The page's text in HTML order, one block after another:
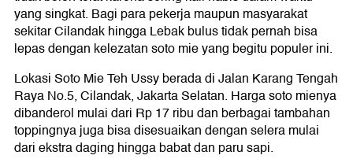
yang singkat. Bagi para pekerja maupun masyarakat
sekitar Cilandak hingga Lebak bulus tidak pernah bisa
lepas dengan kelezatan soto mie yang begitu populer ini.
Lokasi Soto Mie Teh Ussy berada di Jalan Karang Tengah
Raya No.5, Cilandak, Jakarta Selatan. Harga soto mienya
dibanderol mulai dari Rp 17 ribu dan berbagai tambahan
toppingnya juga bisa disesuaikan dengan selera mulai
dari ekstra daging hingga babat dan paru sapi.